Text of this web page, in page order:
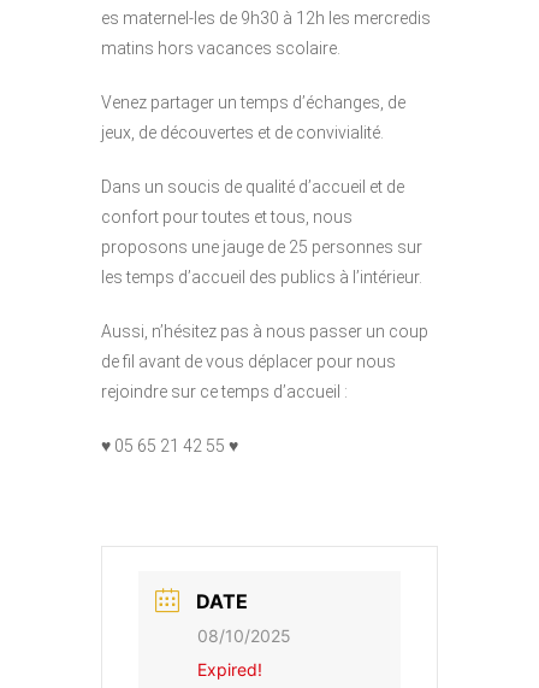
es maternel-les de 9h30 à 12h les mercredis
matins hors vacances scolaire.
Venez partager un temps d’échanges, de
jeux, de découvertes et de convivialité.
Dans un soucis de qualité d’accueil et de
confort pour toutes et tous, nous
proposons une jauge de 25 personnes sur
les temps d’accueil des publics à l’intérieur.
Aussi, n’hésitez pas à nous passer un coup
de fil avant de vous déplacer pour nous
rejoindre sur ce temps d’accueil :
♥ 05 65 21 42 55 ♥
DATE
08/10/2025
Expired!